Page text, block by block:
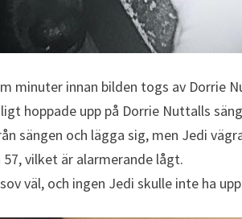
minuter innan bilden togs av Dorrie
hoppade upp på Dorrie Nuttalls
sängen och lägga sig, men Jedi
vilket är alarmerande lågt.
väl, och ingen Jedi skulle inte ha